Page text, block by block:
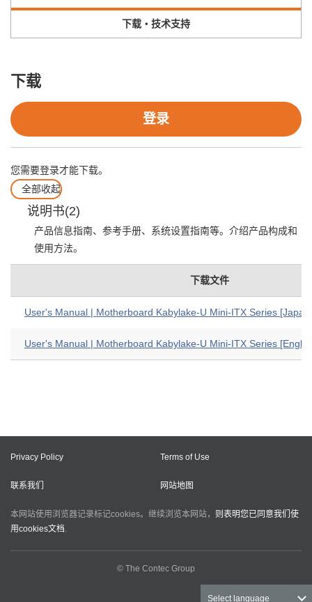
下载・技术支持
下载
登录
您需要登录才能下载。
全部收起
说明书(2)
产品信息指南、参考手册、系统设置指南等。介绍产品构成和
使用方法。
下载文件
User's Manual | Motherboard Kabylake-U Mini-ITX Series
User's Manual | Motherboard Kabylake-U Mini-ITX Series
Privacy Policy Terms of Use
联系我们 网站地图
本网站使用浏览器记录标记cookies。继续浏览本网站， 则表明您已同意我们使
用cookies文档.
© The Contec Group
Select language